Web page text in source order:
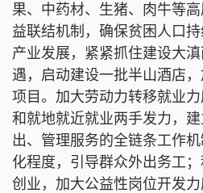
果、中药材、生猪、肉牛等
益联结机制，确保贫困人口
产业发展，紧紧抓住建设大
遇，启动建设一批半山酒店
项目。加大劳动力转移就业
和就地就近就业两手发力，
出、管理服务的全链条工作
化程度，引导群众外出务工
创业，加大公益性岗位开发